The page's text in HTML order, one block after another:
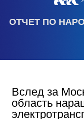
ОТЧЕТ ПО
Вслед за
область